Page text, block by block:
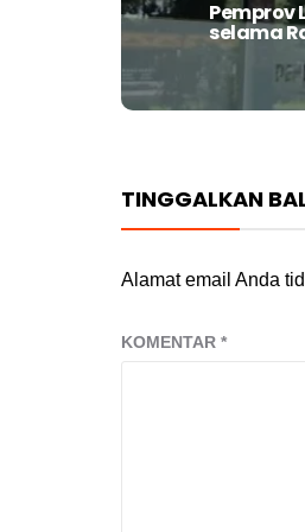
Next
post:
Pemprov
selama
TINGGALKAN
Alamat email Anda
KOMENTAR *